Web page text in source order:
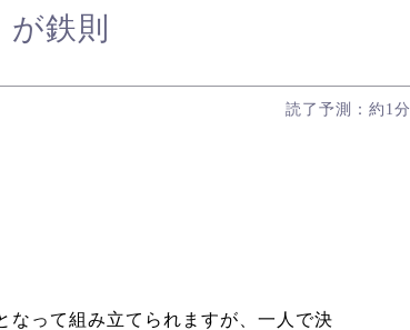
が鉄則
読了予測：約1分
なって組み立てられますが、一人で決